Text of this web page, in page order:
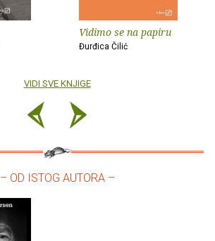
Vidimo se na papiru
Đurđica Čilić
VIDI SVE KNJIGE
– OD ISTOG AUTORA –